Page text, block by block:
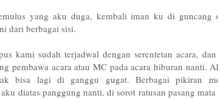
yang aku duga, kembali iman ku di guncang
dari berbagai sisi.
kami sudah terjadwal dengan serentetan acara,
pembawa acara atau MC pada acara hiburan nanti.
bisa lagi di ganggu gugat. Berbagai pikiran
diatas panggung nanti, di sorot ratusan pasang